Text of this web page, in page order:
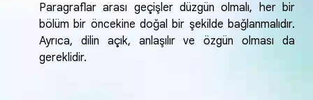
Paragraflar arası geçişler düzgün olmalı, her bir
bölüm bir öncekine doğal bir şekilde bağlanmalıdır.
Ayrıca, dilin açık, anlaşılır ve özgün olması da
gereklidir.